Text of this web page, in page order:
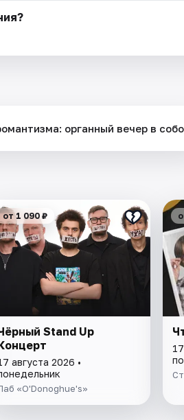
органный вечер в
от 1 090 ₽
Stand Up
августа 2026 •
«O'Donoghue's»